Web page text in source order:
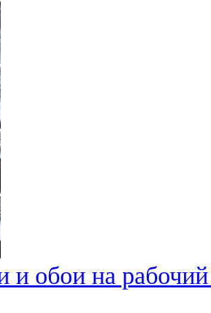
и обои на